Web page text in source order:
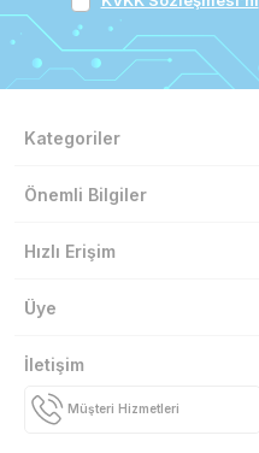
Kategoriler
Önemli Bilgiler
Hızlı Erişim
Üye
İletişim
Müşteri Hizmetleri